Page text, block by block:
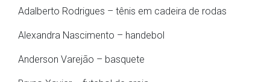
Adalberto Rodrigues – tênis em cadeira de rodas
Alexandra Nascimento – handebol
Anderson Varejão – basquete